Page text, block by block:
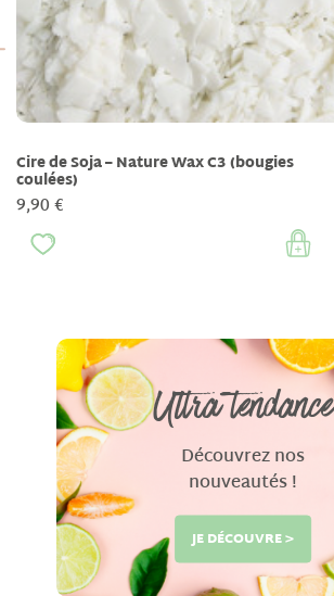
Cire de Soja – Nature Wax C3 (bougies
coulées)
9,90 €
Ultra tendance
Découvrez nos
nouveautés !
JE DÉCOUVRE >